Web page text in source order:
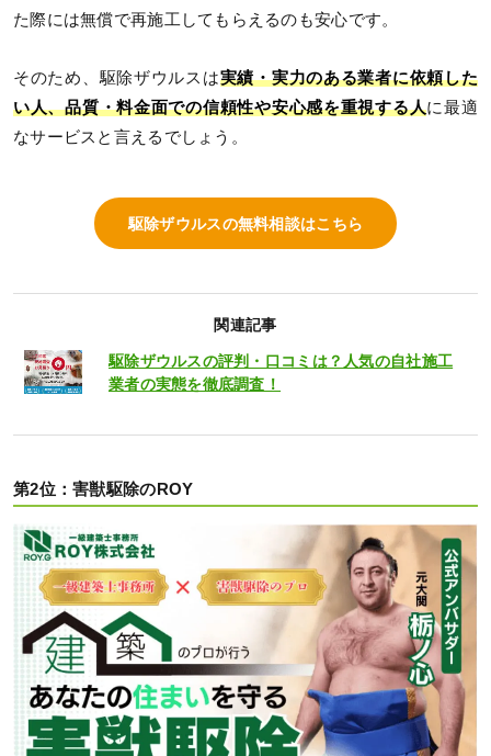
た際には無償で再施工してもらえるのも安心です。
そのため、駆除ザウルスは実績・実力のある業者に依頼した
い人、品質・料金面での信頼性や安心感を重視する人に最適
なサービスと言えるでしょう。
駆除ザウルスの無料相談はこちら
関連記事
駆除ザウルスの評判・口コミは？人気の自社施工
業者の実態を徹底調査！
第2位：害獣駆除のROY